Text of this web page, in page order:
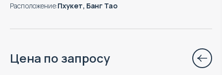
Расположение:Пхукет, Банг Тао
Цена по запросу